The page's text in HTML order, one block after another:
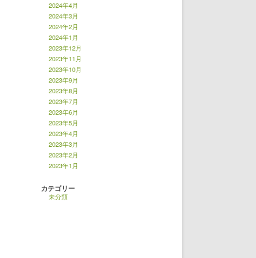
2024年4月
2024年3月
2024年2月
2024年1月
2023年12月
2023年11月
2023年10月
2023年9月
2023年8月
2023年7月
2023年6月
2023年5月
2023年4月
2023年3月
2023年2月
2023年1月
カテゴリー
未分類